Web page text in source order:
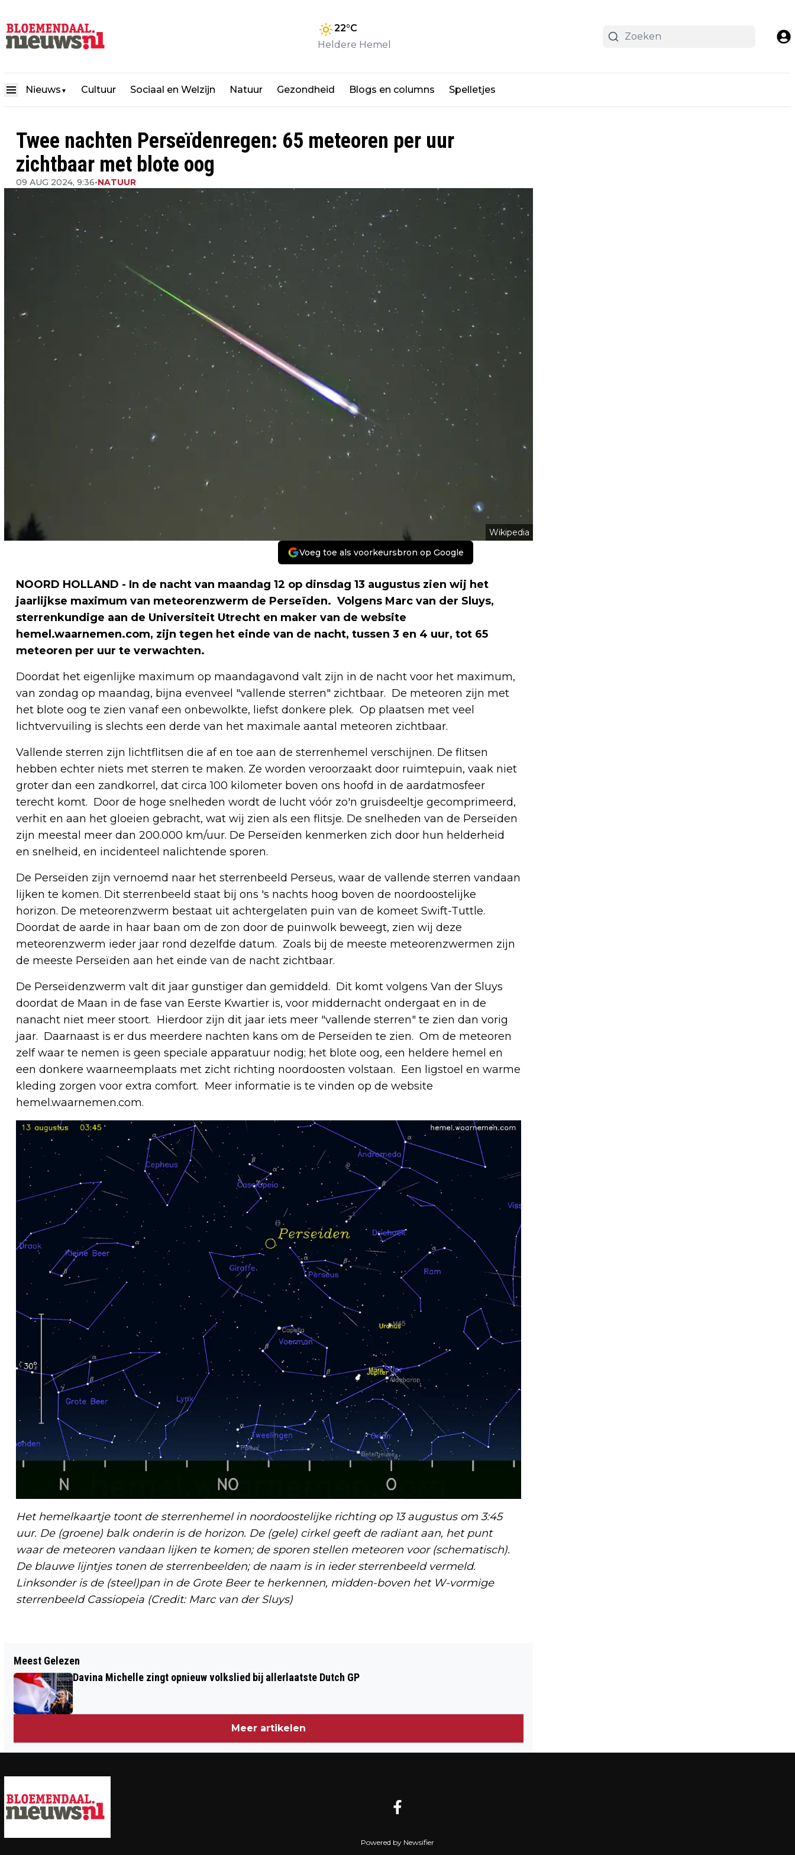
22°C
Heldere Hemel
Nieuws ▼ Cultuur Sociaal en Welzijn Natuur Gezondheid Blogs en columns Spelletjes
Twee nachten Perseïdenregen: 65 meteoren per uur
zichtbaar met blote oog
09 AUG 2024, 9:36•NATUUR
Wikipedia
Voeg toe als voorkeursbron op Google
NOORD HOLLAND - In de nacht van maandag 12 op dinsdag 13 augustus zien wij het
jaarlijkse maximum van meteorenzwerm de Perseïden. Volgens Marc van der Sluys,
sterrenkundige aan de Universiteit Utrecht en maker van de website
hemel.waarnemen.com, zijn tegen het einde van de nacht, tussen 3 en 4 uur, tot 65
meteoren per uur te verwachten.
Doordat het eigenlijke maximum op maandagavond valt zijn in de nacht voor het maximum,
van zondag op maandag, bijna evenveel "vallende sterren" zichtbaar. De meteoren zijn met
het blote oog te zien vanaf een onbewolkte, liefst donkere plek. Op plaatsen met veel
lichtvervuiling is slechts een derde van het maximale aantal meteoren zichtbaar.
Vallende sterren zijn lichtflitsen die af en toe aan de sterrenhemel verschijnen. De flitsen
hebben echter niets met sterren te maken. Ze worden veroorzaakt door ruimtepuin, vaak niet
groter dan een zandkorrel, dat circa 100 kilometer boven ons hoofd in de aardatmosfeer
terecht komt. Door de hoge snelheden wordt de lucht vóór zo'n gruisdeeltje gecomprimeerd,
verhit en aan het gloeien gebracht, wat wij zien als een flitsje. De snelheden van de Perseïden
zijn meestal meer dan 200.000 km/uur. De Perseïden kenmerken zich door hun helderheid
en snelheid, en incidenteel nalichtende sporen.
De Perseïden zijn vernoemd naar het sterrenbeeld Perseus, waar de vallende sterren vandaan
lijken te komen. Dit sterrenbeeld staat bij ons 's nachts hoog boven de noordoostelijke
horizon. De meteorenzwerm bestaat uit achtergelaten puin van de komeet Swift-Tuttle.
Doordat de aarde in haar baan om de zon door de puinwolk beweegt, zien wij deze
meteorenzwerm ieder jaar rond dezelfde datum. Zoals bij de meeste meteorenzwermen zijn
de meeste Perseïden aan het einde van de nacht zichtbaar.
De Perseïdenzwerm valt dit jaar gunstiger dan gemiddeld. Dit komt volgens Van der Sluys
doordat de Maan in de fase van Eerste Kwartier is, voor middernacht ondergaat en in de
nanacht niet meer stoort. Hierdoor zijn dit jaar iets meer "vallende sterren" te zien dan vorig
jaar. Daarnaast is er dus meerdere nachten kans om de Perseïden te zien. Om de meteoren
zelf waar te nemen is geen speciale apparatuur nodig; het blote oog, een heldere hemel en
een donkere waarneemplaats met zicht richting noordoosten volstaan. Een ligstoel en warme
kleding zorgen voor extra comfort. Meer informatie is te vinden op de website
hemel.waarnemen.com.
Het hemelkaartje toont de sterrenhemel in noordoostelijke richting op 13 augustus om 3:45
uur. De (groene) balk onderin is de horizon. De (gele) cirkel geeft de radiant aan, het punt
waar de meteoren vandaan lijken te komen; de sporen stellen meteoren voor (schematisch).
De blauwe lijntjes tonen de sterrenbeelden; de naam is in ieder sterrenbeeld vermeld.
Linksonder is de (steel)pan in de Grote Beer te herkennen, midden-boven het W-vormige
sterrenbeeld Cassiopeia (Credit: Marc van der Sluys)
IN DE BAN VAN DE RINGEN (#9):
DUIZEND MIJL IN DUIZEND UUR VOOR
DUIZEND GUINEAS
MAAKT 15 AUGUSTUS EINDRESULTATEN
Meest Gelezen
Davina Michelle zingt opnieuw volkslied bij allerlaatste Dutch GP
Meer artikelen
Powered by Newsifier